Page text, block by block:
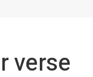
verse